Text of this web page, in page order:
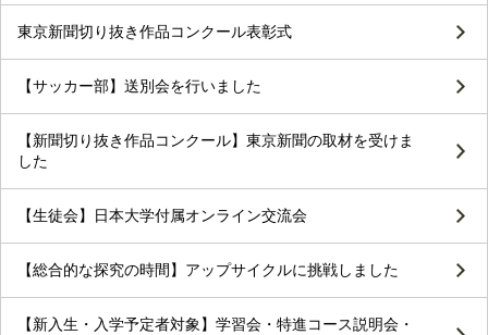
東京新聞切り抜き作品コンクール表彰式
【サッカー部】送別会を行いました
【新聞切り抜き作品コンクール】東京新聞の取材を受けま
した
【生徒会】日本大学付属オンライン交流会
【総合的な探究の時間】アップサイクルに挑戦しました
【新入生・入学予定者対象】学習会・特進コース説明会・